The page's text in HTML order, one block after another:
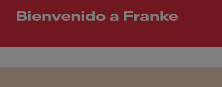
Bienvenido a Franke